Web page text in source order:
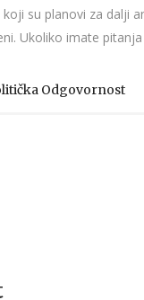
su planovi za dalji
Ukoliko imate
Odgovornost